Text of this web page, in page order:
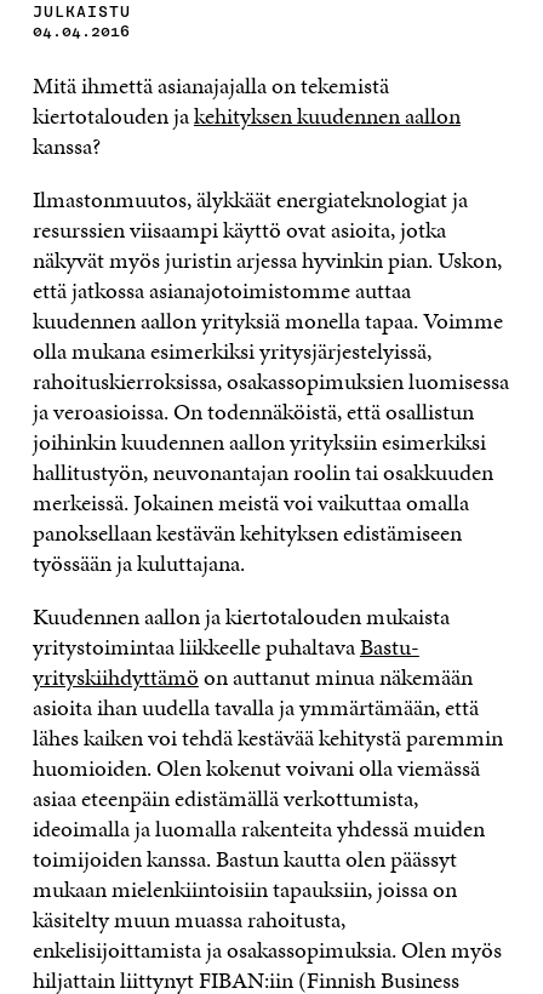
JULKAISTU
04.04.2016
Mitä ihmettä asianajajalla on tekemistä
kiertotalouden jakehityksen kuudennen aallon
kanssa?
Ilmastonmuutos, älykkäät energiateknologiat ja
resurssien viisaampi käyttö ovat asioita, jotka
näkyvät myös juristin arjessa hyvinkin pian.Uskon,
että jatkossa asianajotoimistomme auttaa
kuudennen aallon yrityksiä monella tapaa. Voimme
olla mukana esimerkiksi yritysjärjestelyissä,
rahoituskierroksissa, osakassopimuksien luomisessa
ja veroasioissa. On todennäköistä, että osallistun
joihinkin kuudennen aallon yrityksiin esimerkiksi
hallitustyön, neuvonantajan roolin tai osakkuuden
merkeissä. Jokainen meistä voi vaikuttaa omalla
panoksellaan kestävän kehityksen edistämiseen
työssään ja kuluttajana.
Kuudennen aallon ja kiertotalouden mukaista
yritystoimintaa liikkeelle puhaltavaBastu-
yrityskiihdyttämöon auttanut minua näkemään
asioita ihan uudella tavalla ja ymmärtämään, että
lähes kaiken voi tehdä kestävää kehitystä paremmin
huomioiden. Olen kokenut voivani olla viemässä
asiaa eteenpäin edistämällä verkottumista,
ideoimalla ja luomalla rakenteita yhdessä muiden
toimijoiden kanssa. Bastun kautta olen päässyt
mukaan mielenkiintoisiin tapauksiin, joissa on
käsitelty muun muassa rahoitusta,
enkelisijoittamista ja osakassopimuksia. Olen myös
hiljattain liittynyt FIBAN:iin (Finnish Business